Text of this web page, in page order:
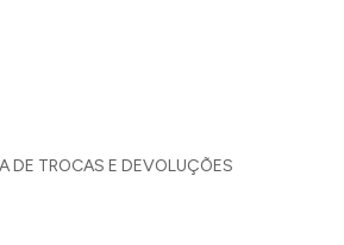
DE TROCAS E DEVOLUÇÕES